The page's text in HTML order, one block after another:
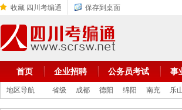
收藏 四川考编通 保存到桌面
首页 企业招聘 公务员考试 事
地区导航 省级 成都 德阳 绵阳 南充 乐